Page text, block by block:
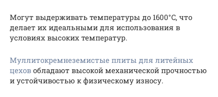
Могут выдерживать температуры до 1600°C, что
делает их идеальными для использования в
условиях высоких температур.
Муллитокремнеземистые плиты для литейных
цехов обладают высокой механической прочностью
и устойчивостью к физическому износу.